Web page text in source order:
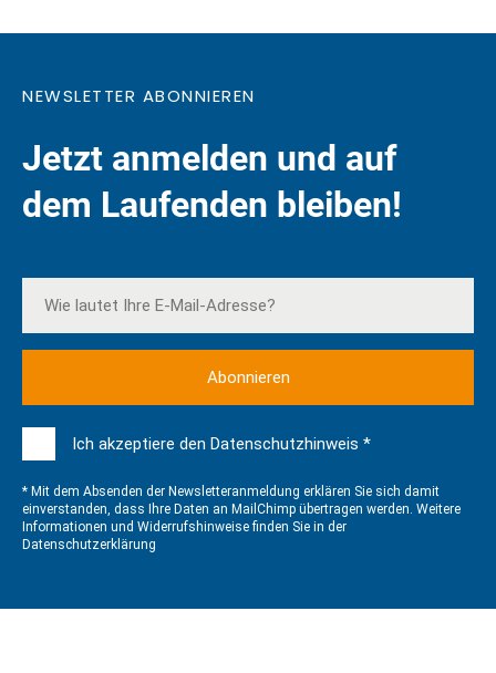
NEWSLETTER ABONNIEREN
Jetzt anmelden und auf
dem Laufenden bleiben!
Ich akzeptiere den Datenschutzhinweis *
* Mit dem Absenden der Newsletteranmeldung erklären Sie sich damit
einverstanden, dass Ihre Daten an MailChimp übertragen werden. Weitere
Informationen und Widerrufshinweise finden Sie in der
Datenschutzerklärung